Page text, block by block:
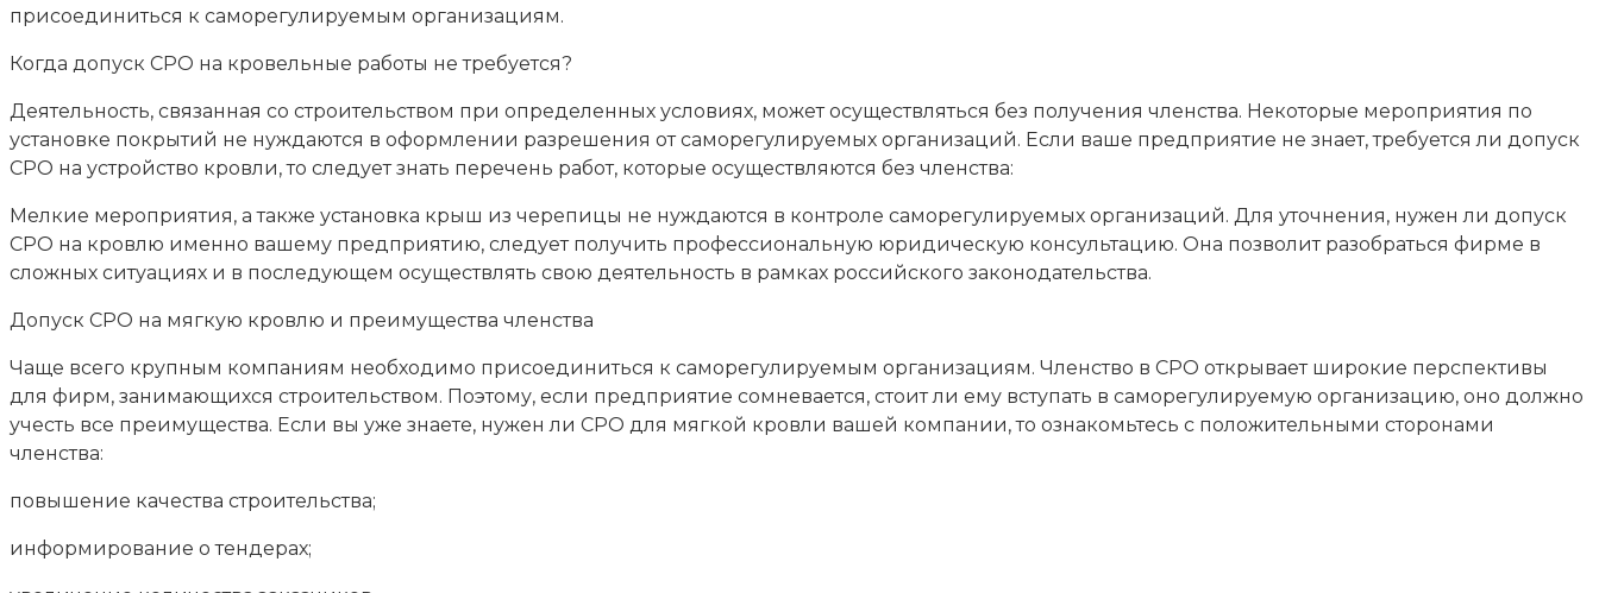
присоединиться к саморегулируемым организациям.
Когда допуск СРО на кровельные работы не требуется?
Деятельность, связанная со строительством при определенных условиях, может осуществляться без получения членства. Некоторые мероприятия по
установке покрытий не нуждаются в оформлении разрешения от саморегулируемых организаций. Если ваше предприятие не знает, требуется ли допуск
СРО на устройство кровли, то следует знать перечень работ, которые осуществляются без членства:
Мелкие мероприятия, а также установка крыш из черепицы не нуждаются в контроле саморегулируемых организаций. Для уточнения, нужен ли допуск
СРО на кровлю именно вашему предприятию, следует получить профессиональную юридическую консультацию. Она позволит разобраться фирме в
сложных ситуациях и в последующем осуществлять свою деятельность в рамках российского законодательства.
Допуск СРО на мягкую кровлю и преимущества членства
Чаще всего крупным компаниям необходимо присоединиться к саморегулируемым организациям. Членство в СРО открывает широкие перспективы
для фирм, занимающихся строительством. Поэтому, если предприятие сомневается, стоит ли ему вступать в саморегулируемую организацию, оно должно
учесть все преимущества. Если вы уже знаете, нужен ли СРО для мягкой кровли вашей компании, то ознакомьтесь с положительными сторонами
членства:
повышение качества строительства;
информирование о тендерах;